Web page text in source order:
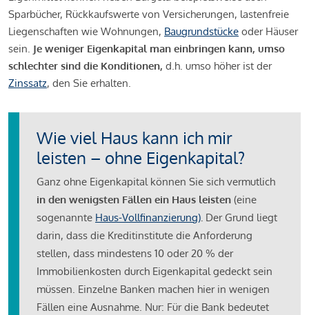
Sparbücher, Rückkaufswerte von Versicherungen, lastenfreie
Liegenschaften wie Wohnungen, Baugrundstücke oder Häuser
sein. Je weniger Eigenkapital man einbringen kann, umso
schlechter sind die Konditionen, d.h. umso höher ist der
Zinssatz, den Sie erhalten.
Wie viel Haus kann ich mir
leisten – ohne Eigenkapital?
Ganz ohne Eigenkapital können Sie sich vermutlich
in den wenigsten Fällen ein Haus leisten (eine
sogenannte Haus-Vollfinanzierung). Der Grund liegt
darin, dass die Kreditinstitute die Anforderung
stellen, dass mindestens 10 oder 20 % der
Immobilienkosten durch Eigenkapital gedeckt sein
müssen. Einzelne Banken machen hier in wenigen
Fällen eine Ausnahme. Nur: Für die Bank bedeutet